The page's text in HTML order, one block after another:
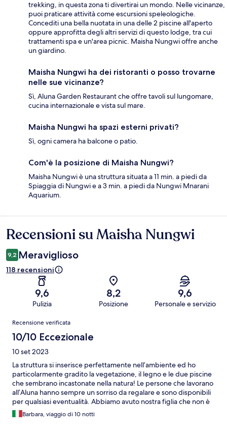
trekking, in questa zona ti divertirai un mondo. Nelle vicinanze,
puoi praticare attività come escursioni speleologiche.
Concediti una bella nuotata in una delle 2 piscine all'aperto
oppure approfitta degli altri servizi di questo lodge, tra cui
trattamenti spa e un'area picnic. Maisha Nungwi offre anche
un giardino.
Maisha Nungwi ha dei ristoranti o posso trovarne
nelle sue vicinanze?
Sì, Aluna Garden Restaurant che offre tavoli sul lungomare,
cucina internazionale e vista sul mare.
Maisha Nungwi ha spazi esterni privati?
Sì, ogni camera ha balcone o patio.
Com'è la posizione di Maisha Nungwi?
Maisha Nungwi è una struttura situata a 11 min. a piedi da
Spiaggia di Nungwi e a 3 min. a piedi da Nungwi Mnarani
Aquarium.
Recensioni
Recensioni su Maisha Nungwi
9,2 Meraviglioso
118 recensioni
9,6
Pulizia
8,2
Posizione
9,6
Personale e servizio
Recensioni
Recensione verificata
10/10 Eccezionale
10 set 2023
La struttura si inserisce perfettamente nell’ambiente ed ho
particolarmente gradito la vegetazione, il legno e le due piscine
che sembrano incastonate nella natura! Le persone che lavorano
all’Aluna hanno sempre un sorriso da regalare e sono disponibili
per qualsiasi eventualità. Abbiamo avuto nostra figlia che non è
stata bene ma sono stati tutti gentilissimi e le preparavano
appositamente da mangiare. Sono bene organizzati e con il
Barbara, viaggio di 10 notti